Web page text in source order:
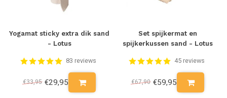
Yogamat sticky extra dik sand
- Lotus
83 reviews
€33,95 €29,95
Set spijkermat en
spijkerkussen sand - Lotus
45 reviews
€67,90 €59,95